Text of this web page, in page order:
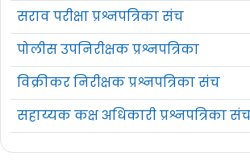
सराव परीक्षा प्रश्नपत्रिका संच
पोलीस उपनिरीक्षक प्रश्नपत्रिका
विक्रीकर निरीक्षक प्रश्नपत्रिका संच
सहाय्यक कक्ष अधिकारी प्रश्नपत्रिका संच